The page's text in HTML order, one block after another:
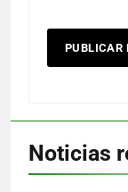
Noticias